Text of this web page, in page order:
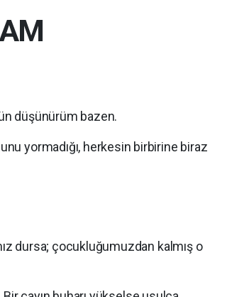
düşünürüm bazen.
yormadığı, herkesin birbirine biraz
dursa; çocukluğumuzdan kalmış o